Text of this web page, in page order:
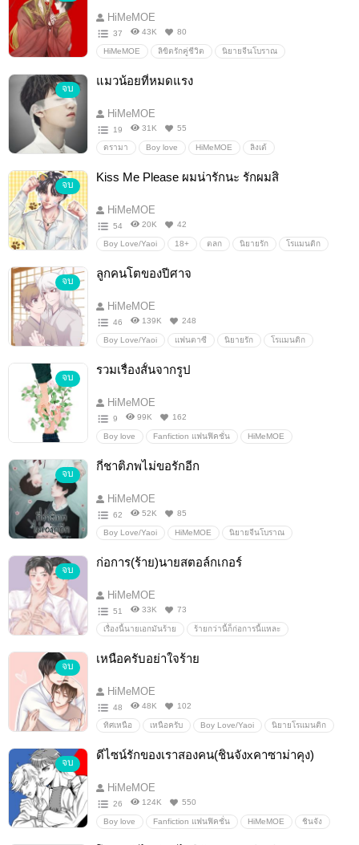
HiMeMOE
37 43K 80
HiMeMOE ลิขิตรักคู่ชีวิต นิยายจีนโบราณ
โคแก่ เทพเจ้า ขี้หึง
จบ
แมวน้อยที่หมดแรง
HiMeMOE
19 31K 55
ดรามา Boy love HiMeMOE ลิงเต้
จบ
Kiss Me Please ผมน่ารักนะ รักผมสิ
HiMeMOE
54 20K 42
Boy Love/Yaoi 18+ ตลก นิยายรัก โรแมนติก
ขี้หวง
จบ
ลูกคนโตของปีศาจ
HiMeMOE
46 139K 248
Boy Love/Yaoi แฟนตาซี นิยายรัก โรแมนติก
เทพหมาป่า เทพเจ้า
จบ
รวมเรื่องสั้นจากรูป
HiMeMOE
9 99K 162
Boy love Fanfiction แฟนฟิคชั่น HiMeMOE
จบ
กี่ชาติภพไม่ขอรักอีก
HiMeMOE
62 52K 85
Boy Love/Yaoi HiMeMOE นิยายจีนโบราณ
จบ
ก่อการ(ร้าย)นายสตอล์กเกอร์
HiMeMOE
51 33K 73
เรื่องนี้นายเอกมันร้าย ร้ายกว่านี้ก็ก่อการนี้แหละ
สตอร์กเกอร์ ตลก โรแมนติก
จบ
เหนือครับอย่าใจร้าย
HiMeMOE
48 48K 102
ทิศเหนือ เหนือครับ Boy Love/Yaoi นิยายโรแมนติก
HiMeMOE ลูกหมา
จบ
ดีไซน์รักของเราสองคน(ชินจังxคาซาม่าคุง)
HiMeMOE
26 124K 550
Boy love Fanfiction แฟนฟิคชั่น HiMeMOE ชินจัง